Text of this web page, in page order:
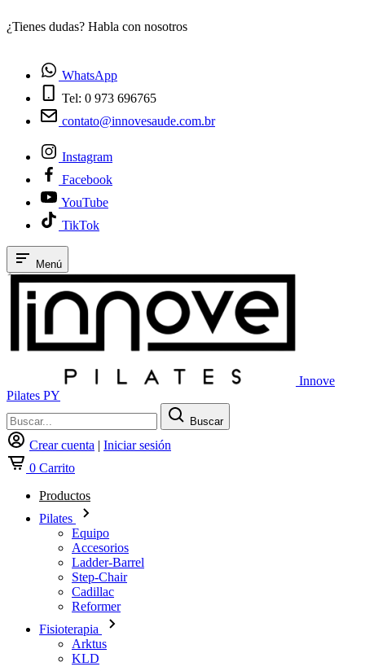
¿Tienes dudas? Habla con nosotros
WhatsApp
Tel: 0 973 696765
contato@innovesaude.com.br
Instagram
Facebook
YouTube
TikTok
Menú
Innove
Pilates PY
Buscar
Crear cuenta | Iniciar sesión
0 Carrito
Productos
Pilates
Equipo
Accesorios
Ladder-Barrel
Step-Chair
Cadillac
Reformer
Fisioterapia
Arktus
KLD